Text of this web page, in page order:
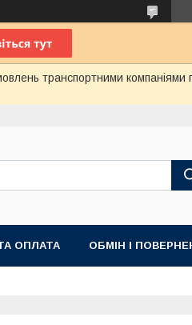
транспортними компаніями
ОПЛАТА ОБМІН І